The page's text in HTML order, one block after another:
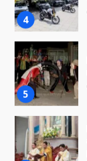
5
6